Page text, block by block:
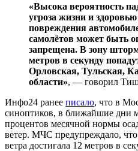
«Высока вероятность
угроза жизни и
повреждения
самолётов может быть
запрещена. В зону
метров в секунду
Орловская, Тульская,
области», — говорил
Инфо24 ранее писало, что в
синоптиков, в ближайшие дни
процентов месячной нормы
ветер. МЧС предупреждало,
ветра достигала 12 метров в